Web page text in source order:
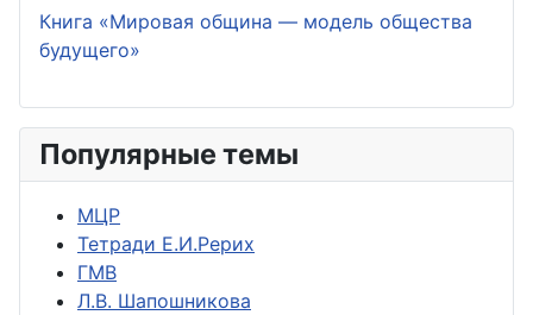
Книга «Мировая община — модель общества
будущего»
Популярные темы
МЦР
Тетради Е.И.Рерих
ГМВ
Л.В. Шапошникова